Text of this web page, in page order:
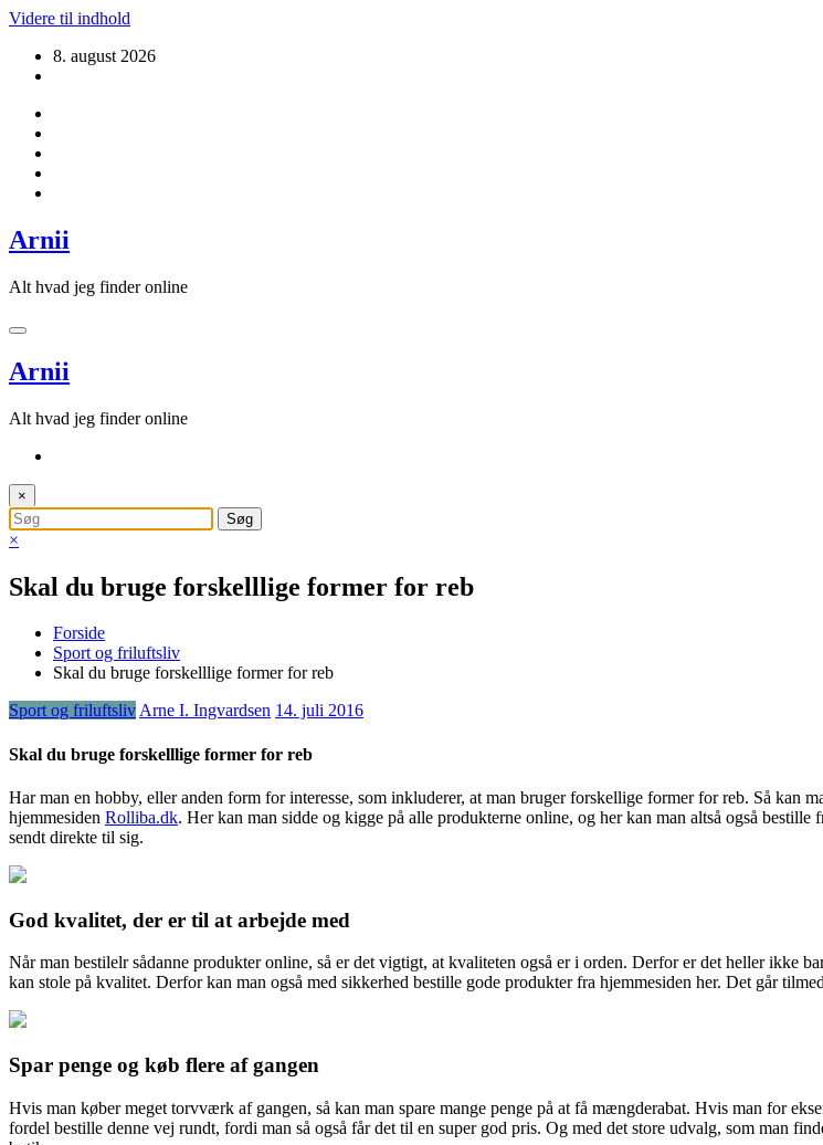
Videre til indhold
8. august 2026
Arnii
Alt hvad jeg finder online
Arnii
Alt hvad jeg finder online
×
×
Skal du bruge forskelllige former for reb
Forside
Sport og friluftsliv
Skal du bruge forskelllige former for reb
Sport og friluftslivArne I. Ingvardsen 14. juli 2016
Skal du bruge forskelllige former for reb
Har man en hobby, eller anden form for interesse, som inkluderer, at man bruger forskellige former for reb. Så
hjemmesiden Rolliba.dk. Her kan man sidde og kigge på alle produkterne online, og her kan man altså også
sendt direkte til sig.
God kvalitet, der er til at arbejde med
Når man bestilelr sådanne produkter online, så er det vigtigt, at kvaliteten også er i orden. Derfor er det heller ikke
kan stole på kvalitet. Derfor kan man også med sikkerhed bestille gode produkter fra hjemmesiden her. Det går
Spar penge og køb flere af gangen
Hvis man køber meget torvværk af gangen, så kan man spare mange penge på at få mængderabat. Hvis man for
fordel bestille denne vej rundt, fordi man så også får det til en super god pris. Og med det store udvalg, som man